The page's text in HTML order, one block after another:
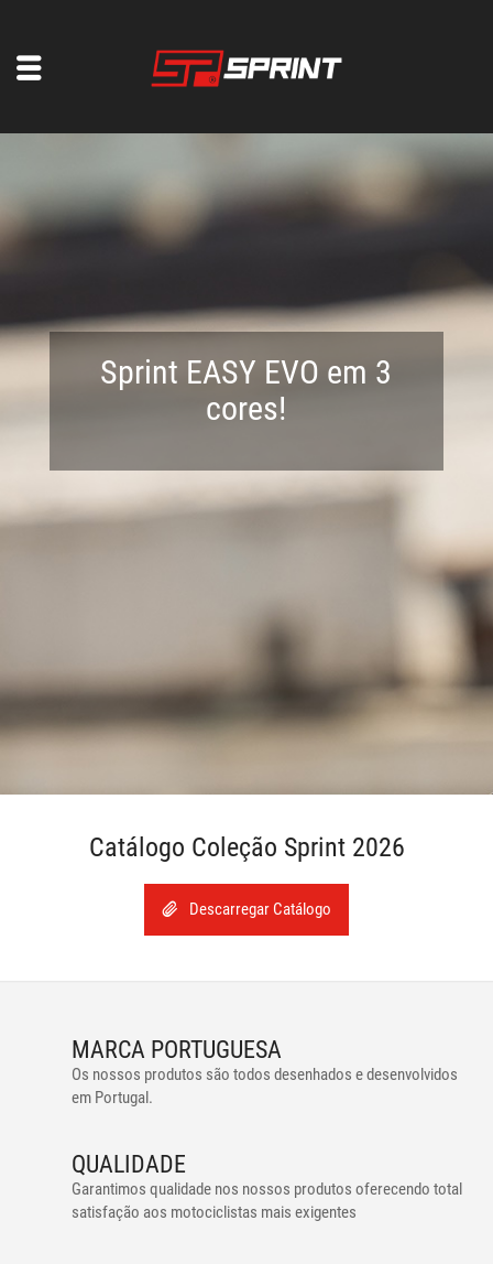
Sprint EASY EVO em 3
cores!
Catálogo Coleção Sprint 2026
Descarregar Catálogo
MARCA PORTUGUESA
Os nossos produtos são todos desenhados e desenvolvidos
em Portugal.
QUALIDADE
Garantimos qualidade nos nossos produtos oferecendo total
satisfação aos motociclistas mais exigentes